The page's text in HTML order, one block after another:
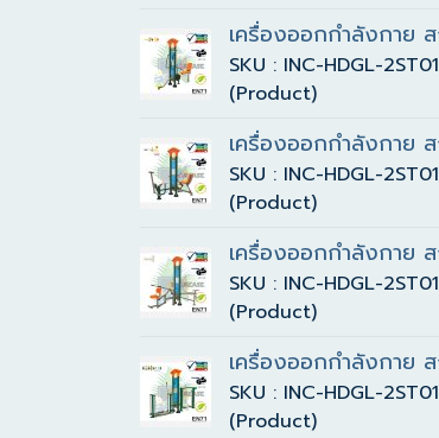
เครื่องออกกำลังกาย
SKU : INC-HDGL-
(Product)
เครื่องออกกำลังกาย
SKU : INC-HDGL-
(Product)
เครื่องออกกำลังกาย
SKU : INC-HDGL-
(Product)
เครื่องออกกำลังกาย
SKU : INC-HDGL-
(Product)